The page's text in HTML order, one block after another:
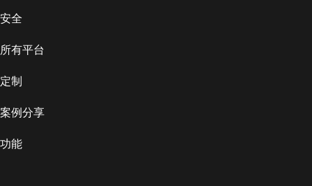
安全
所有平台
定制
案例分享
功能